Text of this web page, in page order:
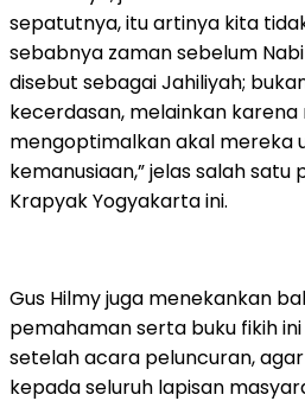
sepatutnya, itu artinya kita
sebabnya zaman sebelum
disebut sebagai Jahiliyah;
kecerdasan, melainkan
mengoptimalkan akal mereka
kemanusiaan,” jelas salah satu
Krapyak Yogyakarta ini.
Gus Hilmy juga menekankan
pemahaman serta buku fikih
setelah acara peluncuran,
kepada seluruh lapisan